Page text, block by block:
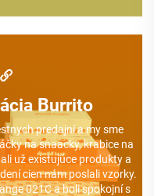
Burrito
predajní a my sme
na snaacky, krabice na
už existujúce produkty a
cien nám poslali vzorky.
021C a boli spokojní s